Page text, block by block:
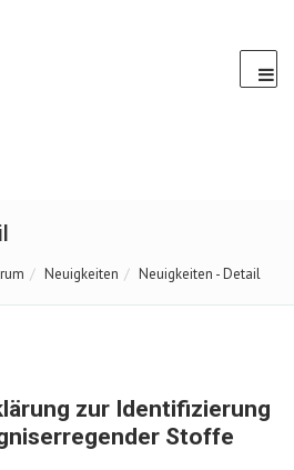
Neuigkeiten Neuigkeiten - Detail
zur Identifizierung
Stoffe